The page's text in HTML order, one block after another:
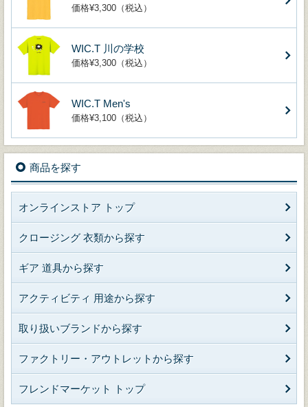
価格¥3,300（税込）
WIC.T 川の学校
価格¥3,300（税込）
WIC.T Men's
価格¥3,100（税込）
商品を探す
オンラインストア トップ
クロージング 衣類から探す
ギア 道具から探す
アクティビティ 用途から探す
取り扱いブランドから探す
ファクトリー・アウトレットから探す
フレンドマーケット トップ